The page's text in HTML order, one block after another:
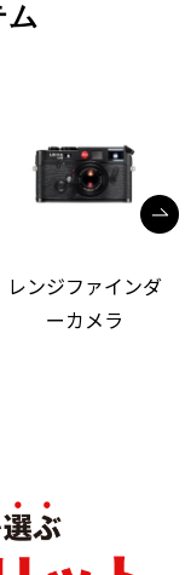
ム
レンジファインダ
ーカメラ